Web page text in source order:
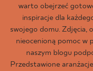
warto obejrzeć
inspiracje dla
swojego domu. Zdjęcia,
nieocenioną pomoc w
naszym blogu
Przedstawione